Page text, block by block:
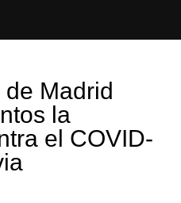
Madrid
la
el COVID-